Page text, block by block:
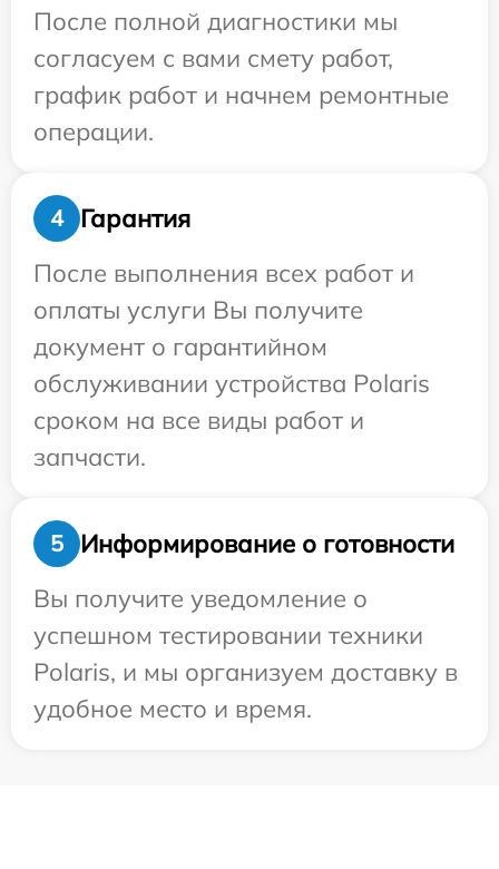
После полной диагностики мы
согласуем с вами смету работ,
график работ и начнем ремонтные
операции.
4
Гарантия
После выполнения всех работ и
оплаты услуги Вы получите
документ о гарантийном
обслуживании устройства Polaris
сроком на все виды работ и
запчасти.
5
Информирование о готовности
Вы получите уведомление о
успешном тестировании техники
Polaris, и мы организуем доставку в
удобное место и время.